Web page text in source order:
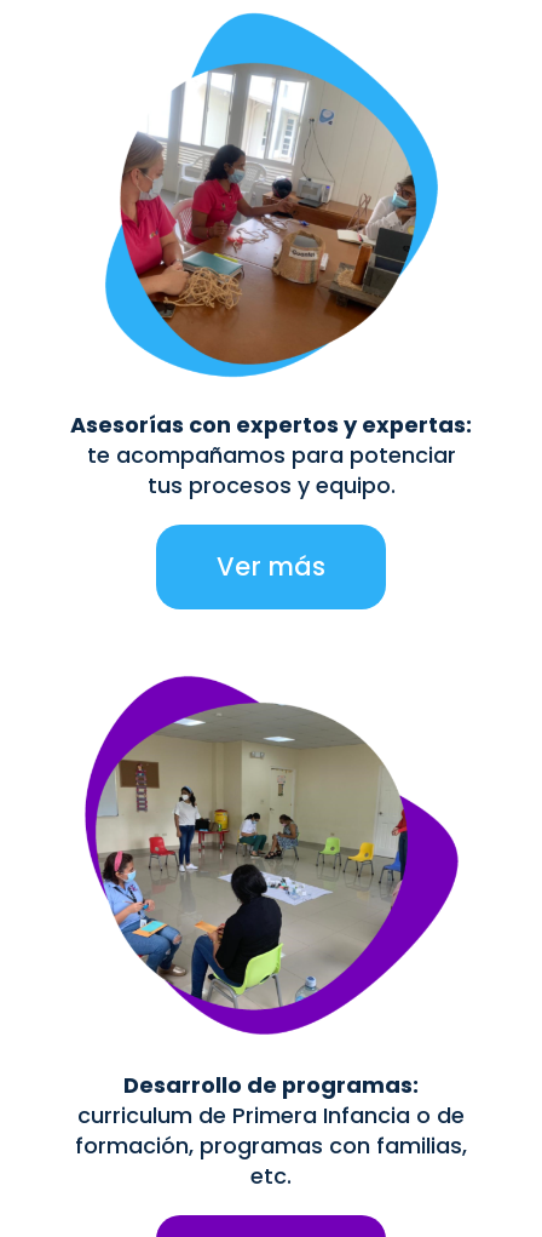
Asesorías con expertos y expertas:
te acompañamos para potenciar
tus procesos y equipo.
Ver más
Desarrollo de programas:
curriculum de Primera Infancia o de
formación, programas con familias,
etc.